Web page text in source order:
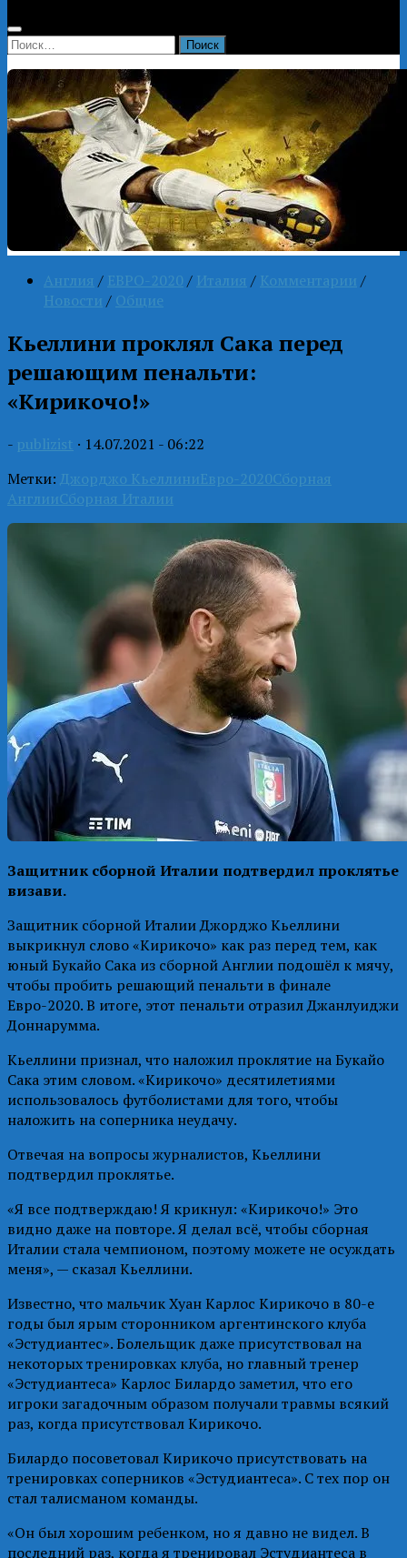
Найти:
Англия / ЕВРО-2020 / Италия / Комментарии /
Новости / Общие
Кьеллини проклял Сака перед
решающим пенальти:
«Кирикочо!»
- publizist · 14.07.2021 - 06:22
Метки: Джорджо КьеллиниЕвро-2020Сборная
АнглииСборная Италии
Защитник сборной Италии подтвердил проклятье
визави.
Защитник сборной Италии Джорджо Кьеллини
выкрикнул слово «Кирикочо» как раз перед тем, как
юный Букайо Сака из сборной Англии подошёл к мячу,
чтобы пробить решающий пенальти в финале
Евро-2020. В итоге, этот пенальти отразил Джанлуиджи
Доннарумма.
Кьеллини признал, что наложил проклятие на Букайо
Сака этим словом. «Кирикочо» десятилетиями
использовалось футболистами для того, чтобы
наложить на соперника неудачу.
Отвечая на вопросы журналистов, Кьеллини
подтвердил проклятье.
«Я все подтверждаю! Я крикнул: «Кирикочо!» Это
видно даже на повторе. Я делал всё, чтобы сборная
Италии стала чемпионом, поэтому можете не осуждать
меня», — сказал Кьеллини.
Известно, что мальчик Хуан Карлос Кирикочо в 80-е
годы был ярым сторонником аргентинского клуба
«Эстудиантес». Болельщик даже присутствовал на
некоторых тренировках клуба, но главный тренер
«Эстудиантеса» Карлос Билардо заметил, что его
игроки загадочным образом получали травмы всякий
раз, когда присутствовал Кирикочо.
Билардо посоветовал Кирикочо присутствовать на
тренировках соперников «Эстудиантеса». С тех пор он
стал талисманом команды.
«Он был хорошим ребенком, но я давно не видел. В
последний раз, когда я тренировал Эстудиантеса в